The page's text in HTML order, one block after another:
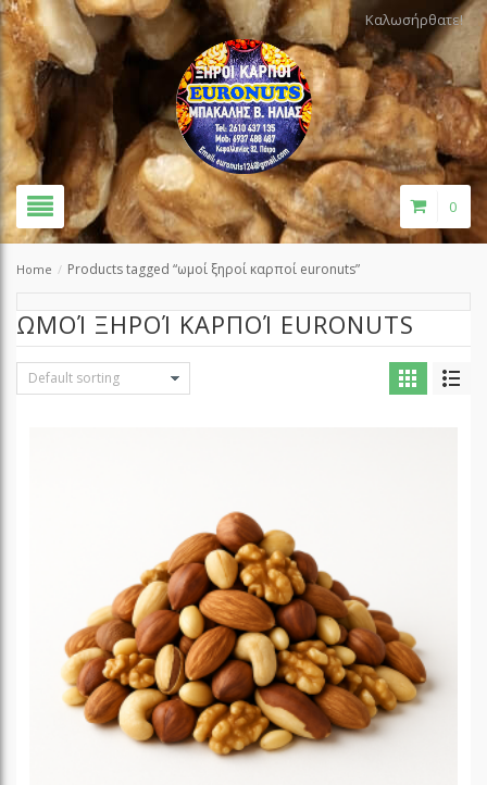
Καλωσήρθατε!
0
Home / Products tagged “ωμοί ξηροί καρποί euronuts”
ΩΜΟΊ ΞΗΡΟΊ ΚΑΡΠΟΊ EURONUTS